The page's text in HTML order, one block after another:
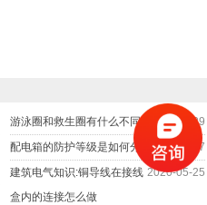
2020-05-29
游泳圈和救生圈有什么不同
2020-05-27
配电箱的防护等级是如何分
2020-05-25
建筑电气知识:铜导线在接线
盒内的连接怎么做